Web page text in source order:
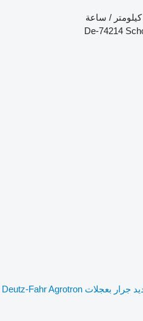
جديد جرار بعجلات Deutz-Fahr Agrotron